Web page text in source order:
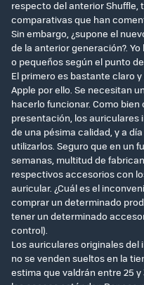
respecto del anterior Shuffle,
comparativas que han
Sin embargo, ¿supone el
de la anterior generación?.
o pequeños según el punto
El primero es bastante claro
Apple por ello. Se necesitan
hacerlo funcionar. Como
presentación, los auriculares
de una pésima calidad, y a
utilizarlos. Seguro que en un
semanas, multitud de
respectivos accesorios con
auricular. ¿Cuál es el
comprar un determinado
tener un determinado
control).
Los auriculares originales
no se venden sueltos en la
estima que valdrán entre 25